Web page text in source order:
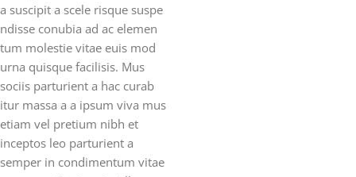
a suscipit a scele risque suspe
ndisse conubia ad ac elemen
tum molestie vitae euis mod
urna quisque facilisis. Mus
sociis parturient a hac curab
itur massa a a ipsum viva mus
etiam vel pretium nibh et
inceptos leo parturient a
semper in condimentum vitae